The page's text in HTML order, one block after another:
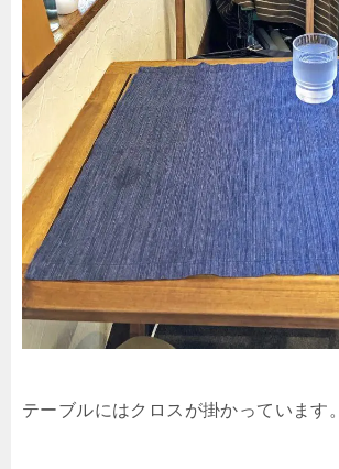
テーブルにはクロスが掛かっています。